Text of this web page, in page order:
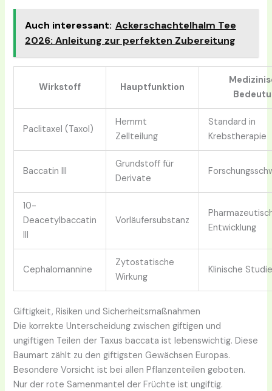
Auch interessant: Ackerschachtelhalm Tee
2026: Anleitung zur perfekten Zubereitung
Wirkstoff Hauptfunktion
Paclitaxel (Taxol)
Hemmt
Zellteilung
Standard in
Krebstherapie
Baccatin III
Grundstoff für
Derivate
10-
Deacetylbaccatin
III
Vorläufersubstanz
Entwicklung
Cephalomannine
Zytostatische
Wirkung
Klinische
Giftigkeit, Risiken und Sicherheitsmaßnahmen
Die korrekte Unterscheidung zwischen giftigen und
ungiftigen Teilen der Taxus baccata ist lebenswichtig. Diese
Baumart zählt zu den giftigsten Gewächsen Europas.
Besondere Vorsicht ist bei allen Pflanzenteilen geboten.
Nur der rote Samenmantel der Früchte ist ungiftig.